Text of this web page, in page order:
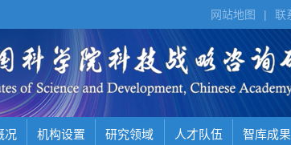
联
|
网站地图
况 机构设置 研究领域 人才队伍 智库成果